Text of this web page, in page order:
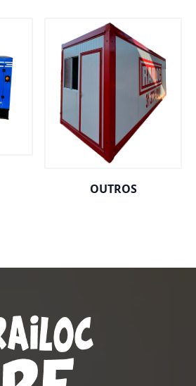
OUTROS